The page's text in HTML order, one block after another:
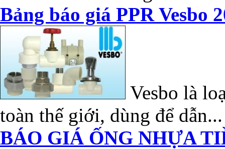
Bảng báo giá PPR Vesbo
Vesbo là
toàn thế giới, dùng để dẫn...
BÁO GIÁ ỐNG NHỰA